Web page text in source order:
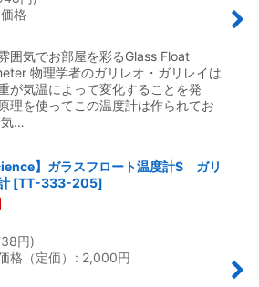
格
囲気でお部屋を彩るGlass Float
物理学者のガリレオ・ガリレイは
が気温によって変化することを発
理を使ってこの温度計は作られてお
気…
】ガラスフロート温度計S ガリ
[TT-333-205]
円)
格（定価）
: 2,000円